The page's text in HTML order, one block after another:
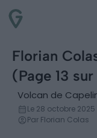
Florian
(Page 13
Volcan
Volcan de
Le 28 octobre 2025
Par Florian Colas